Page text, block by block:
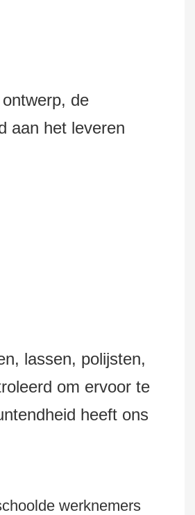
de
aan het leveren
lassen, polijsten,
om ervoor te
heeft ons
werknemers